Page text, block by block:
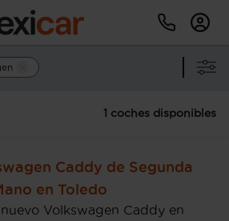
1 coches disponibles
Caddy de Segunda
en Toledo
Volkswagen Caddy en